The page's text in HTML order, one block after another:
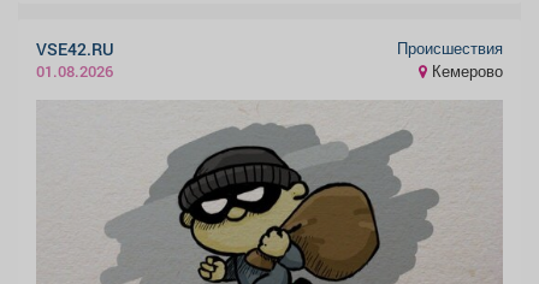
VSE42.RU
01.08.2026
Происшествия
Кемерово